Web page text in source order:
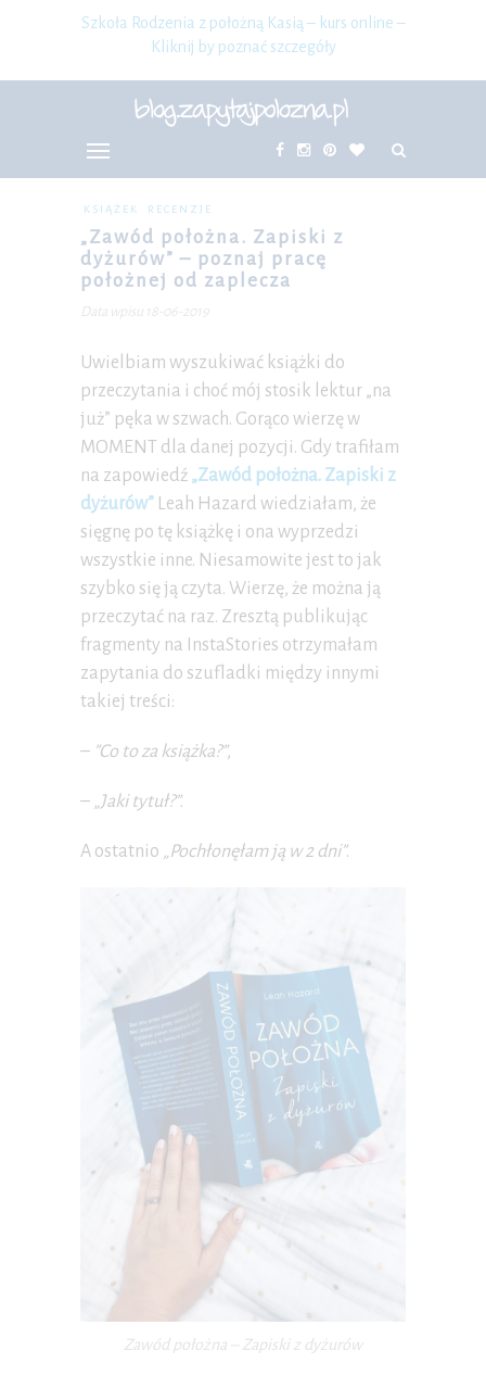
Szkoła Rodzenia z położną Kasią – kurs online –
Kliknij by poznać szczegóły
KSIĄŻEK RECENZJE
„Zawód położna. Zapiski z
dyżurów” – poznaj pracę
położnej od zaplecza
Data wpisu 18-06-2019
Uwielbiam wyszukiwać książki do
przeczytania i choć mój stosik lektur „na
już” pęka w szwach. Gorąco wierzę w
MOMENT dla danej pozycji. Gdy trafiłam
na zapowiedź „Zawód położna. Zapiski z
dyżurów” Leah Hazard wiedziałam, że
sięgnę po tę książkę i ona wyprzedzi
wszystkie inne. Niesamowite jest to jak
szybko się ją czyta. Wierzę, że można ją
przeczytać na raz. Zresztą publikując
fragmenty na InstaStories otrzymałam
zapytania do szufladki między innymi
takiej treści:
– ”Co to za książka?”,
– „Jaki tytuł?”.
A ostatnio „Pochłonęłam ją w 2 dni”.
Zawód położna – Zapiski z dyżurów